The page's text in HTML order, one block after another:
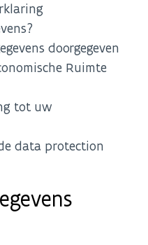
doorgegeven
Ruimte
tot uw
data protection